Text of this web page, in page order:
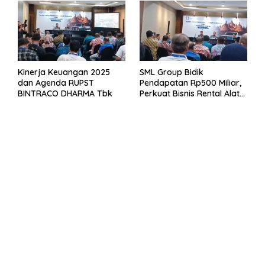
Kinerja Keuangan 2025
dan Agenda RUPST
BINTRACO DHARMA Tbk
SML Group Bidik
Pendapatan Rp500 Miliar,
Perkuat Bisnis Rental Alat